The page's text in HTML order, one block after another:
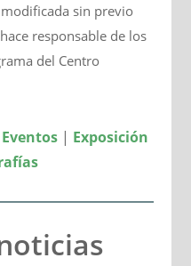
sin previo
responsable de los
del Centro
Eventos | Exposición